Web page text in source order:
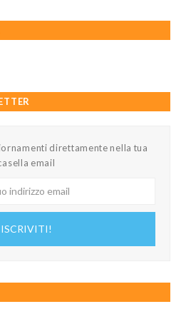
direttamente nella tua
email
ISCRIVITI!